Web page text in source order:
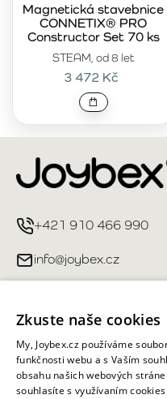
STEAM, od 8 let
Magnetická stavebnice
CONNETIX® PRO
Constructor Set 70 ks
3 472 Kč
+421 910 466 990
info@joybex.cz
Můj účet
Informace
Zkuste naše cookies
My, Joybex.cz používáme
funkčnosti webu a s Vaším
obsahu našich webových
souhlasíte s využívaním